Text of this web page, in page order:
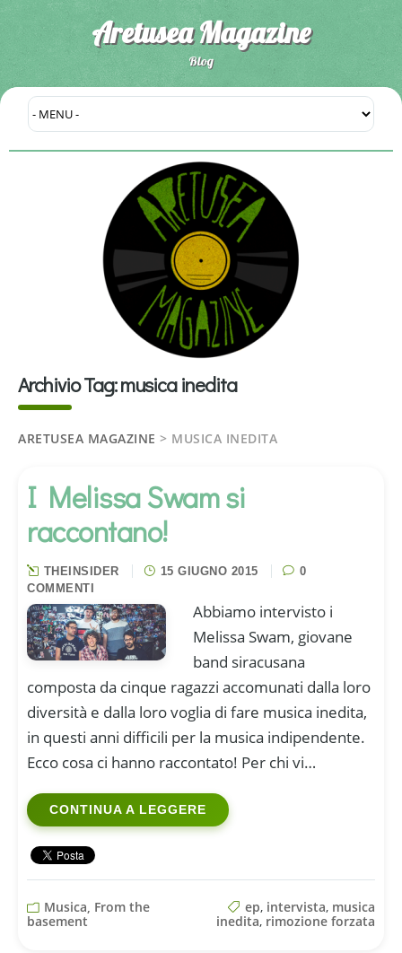
Aretusea Magazine
Blog
Archivio Tag:musica inedita
ARETUSEA MAGAZINE > MUSICA INEDITA
I Melissa Swam si
raccontano!
THEINSIDER 15 GIUGNO 2015
0
COMMENTI
Abbiamo intervisto i
Melissa Swam, giovane
band siracusana
composta da cinque ragazzi accomunati dalla loro
diversità e dalla loro voglia di fare musica inedita,
in questi anni difficili per la musica indipendente.
Ecco cosa ci hanno raccontato! Per chi vi…
CONTINUA A LEGGERE
Musica, From the
basement
ep, intervista, musica
inedita, rimozione forzata